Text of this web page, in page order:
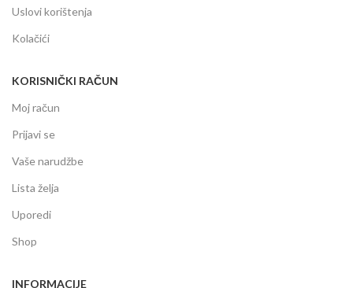
Uslovi korištenja
Kolačići
KORISNIČKI RAČUN
Moj račun
Prijavi se
Vaše narudžbe
Lista želja
Uporedi
Shop
INFORMACIJE